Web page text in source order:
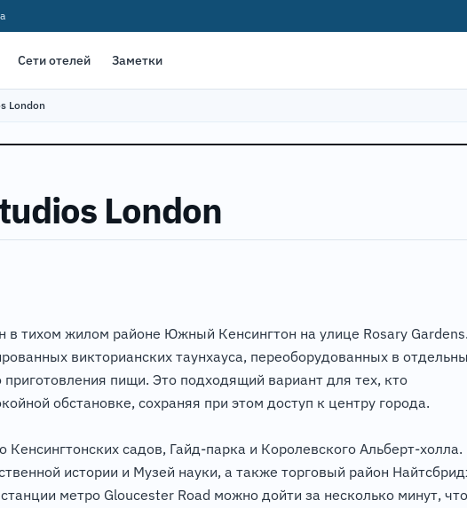
Сети отелей Заметки
London
London
в тихом жилом районе Южный Кенсингтон на улице Rosary
викторианских таунхауса, переоборудованных в
пищи. Это подходящий вариант для тех, кто
обстановке, сохраняя при этом доступ к центру города.
садов, Гайд-парка и Королевского Альберт-холла.
истории и Музей науки, а также торговый район
метро Gloucester Road можно дойти за несколько минут, что